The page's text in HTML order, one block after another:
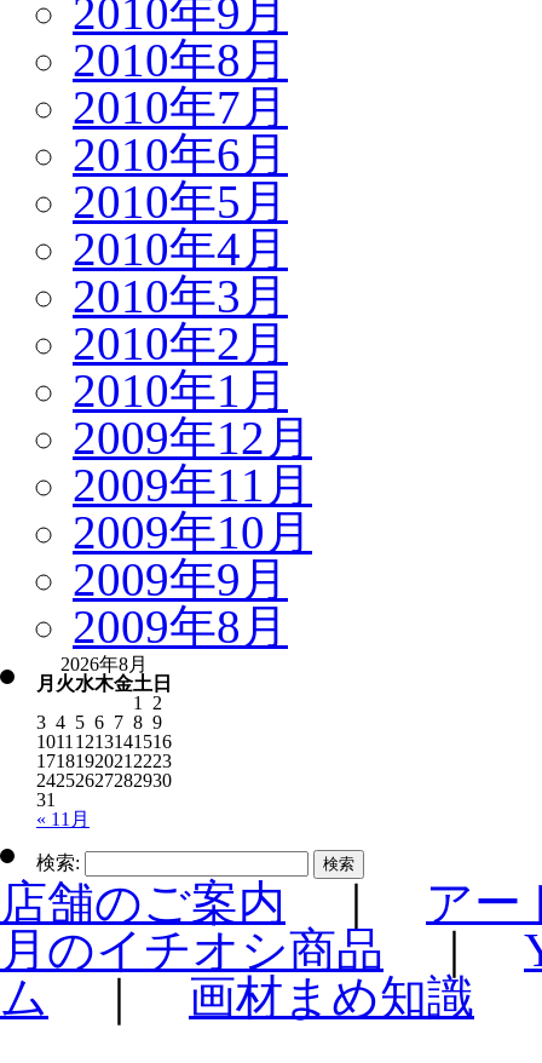
2010年9月
2010年8月
2010年7月
2010年6月
2010年5月
2010年4月
2010年3月
2010年2月
2010年1月
2009年12月
2009年11月
2009年10月
2009年9月
2009年8月
2026年8月
月 火水木金土 日
« 11月
1
2
3 4 5 6 7 8 9
1011 1213141516
1718192021 2223
24252627282930
31
検索:
店舗のご案内
アー
月のイチオシ商品
ム
画材まめ知識